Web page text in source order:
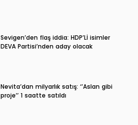
Sevigen’den flaş iddia: HDP’Lİ isimler
DEVA Partisi’nden aday olacak
Nevita’dan milyarlık satış: ‘’Aslan gibi
proje’’ 1 saatte satıldı